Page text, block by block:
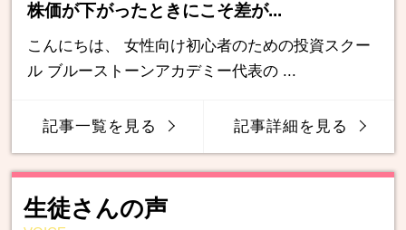
株価が下がったときにこそ差が...
こんにちは、 女性向け初心者のための投資スクー
ル ブルーストーンアカデミー代表の ...
記事一覧を見る 記事詳細を見る
生徒さんの声